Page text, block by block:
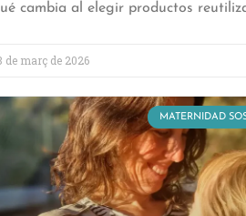
cambia al elegir productos
de març de 2026
MATERNIDAD